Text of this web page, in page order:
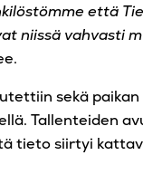
että
niissä vahvasti
sekä
Tallenteiden
tieto siirtyi